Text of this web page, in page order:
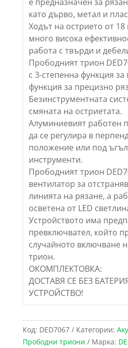
като дърво, метал и
Ходът на острието от
много висока
работа с твърди и
Прободният трион
с 3-степенна функция
функция за прецизно
Безинструментната
смяната на остриетата.
Алуминиевият работен
да се регулира в
положение или под ъгъл
инструменти.
Прободният трион
вентилатор за
линията на рязане, а
осветена от LED
Устройството има
превключвател, който
случайното включване
трион.
OКОМПЛЕКТОВКА:
ДОСТАВЯ СЕ БЕЗ
УСТРОЙСТВО!
Код: DED7067 Категории:
Прободни триони
Марка: